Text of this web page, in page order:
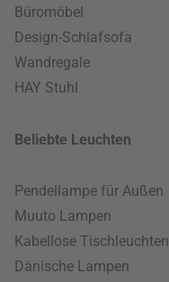
Büromöbel
Design-Schlafsofa
Wandregale
HAY Stuhl
Beliebte Leuchten
Pendellampe für Außen
Muuto Lampen
Kabellose Tischleuchten
Dänische Lampen